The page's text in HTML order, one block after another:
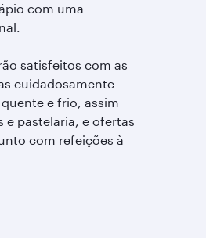
com uma
satisfeitos com as
cuidadosamente
e frio, assim
e pastelaria, e ofertas
com refeições à